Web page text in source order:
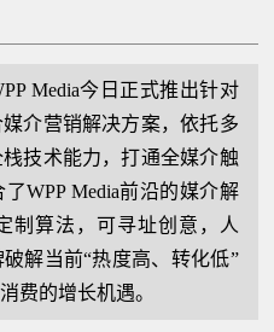
Media今日正式推出针对
介营销解决方案，依托多
技术能力，打通全媒介触
WPP Media前沿的媒介解
制算法，可寻址创意，人
解当前“热度高、转化低”
费的增长机遇。